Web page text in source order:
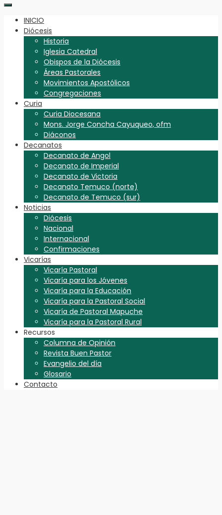
INICIO
Diócesis
Historia
Iglesia Catedral
Obispos de la Diócesis
Áreas Pastorales
Movimientos Apostólicos
Congregaciones
Curia
Curia Diocesana
Mons. Jorge Concha Cayuqueo, ofm
Diáconos
Decanatos
Decanato de Angol
Decanato de Imperial
Decanato de Victoria
Decanato Temuco (norte)
Decanato de Temuco (sur)
Noticias
Diócesis
Nacional
Internacional
Confirmaciones
Vicarías
Vicaría Pastoral
Vicaría para los Jóvenes
Vicaría para la Educación
Vicaría para la Pastoral Social
Vicaría de Pastoral Mapuche
Vicaría para la Pastoral Rural
Recursos
Columna de Opinión
Revista Buen Pastor
Evangelio del día
Glosario
Contacto